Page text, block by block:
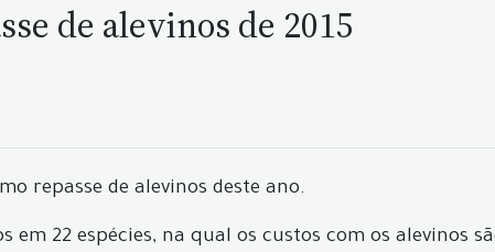
de alevinos de 2015
repasse de alevinos deste ano.
22 espécies, na qual os custos com os alevinos